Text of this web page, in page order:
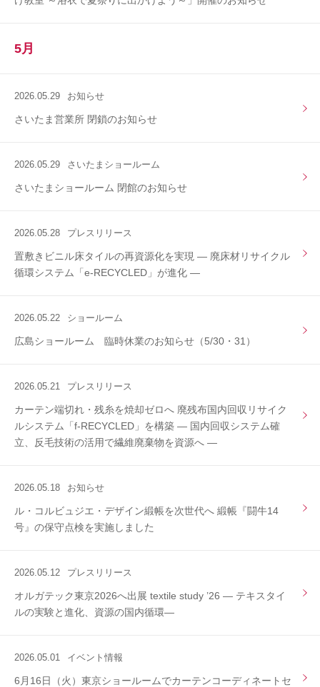
5月
2026.05.29 お知らせ
さいたま営業所 閉鎖のお知らせ
2026.05.29 さいたまショールーム
さいたまショールーム 閉館のお知らせ
2026.05.28 プレスリリース
置敷きビニル床タイルの再資源化を実現 ― 廃床材リサイクル
循環システム「e-RECYCLED」が進化 ―
2026.05.22 ショールーム
広島ショールーム 臨時休業のお知らせ（5/30・31）
2026.05.21 プレスリリース
カーテン端切れ・残糸を焼却ゼロへ 廃残布国内回収リサイク
ルシステム「f-RECYCLED」を構築 ― 国内回収システム確
立、反毛技術の活用で繊維廃棄物を資源へ ―
2026.05.18 お知らせ
ル・コルビュジエ・デザイン緞帳を次世代へ 緞帳『闘牛14
号』の保守点検を実施しました
2026.05.12 プレスリリース
オルガテック東京2026へ出展 textile study ’26 ― テキスタイ
ルの実験と進化、資源の国内循環―
2026.05.01 イベント情報
6月16日（火）東京ショールームでカーテンコーディネートセ